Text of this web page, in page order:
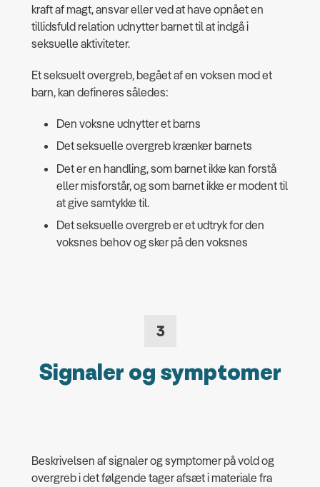
kraft af magt, ansvar eller ved at have opnået en
tillidsfuld relation udnytter barnet til at indgå i
seksuelle aktiviteter.
Et seksuelt overgreb, begået af en voksen mod et
barn, kan defineres således:
Den voksne udnytter et barns
Det seksuelle overgreb krænker barnets
Det er en handling, som barnet ikke kan forstå
eller misforstår, og som barnet ikke er modent til
at give samtykke til.
Det seksuelle overgreb er et udtryk for den
voksnes behov og sker på den voksnes
3
Signaler og symptomer
Beskrivelsen af signaler og symptomer på vold og
overgreb i det følgende tager afsæt i materiale fra